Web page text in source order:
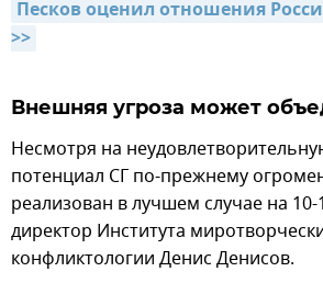
Песков оценил отношения
>>
Внешняя угроза может
Несмотря на
потенциал СГ по-прежнему
реализован в лучшем случае на 10-
директор Института
конфликтологии Денис Денисов.